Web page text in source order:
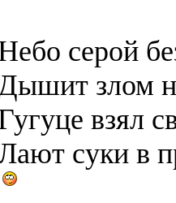
серой
злом
взял
суки в